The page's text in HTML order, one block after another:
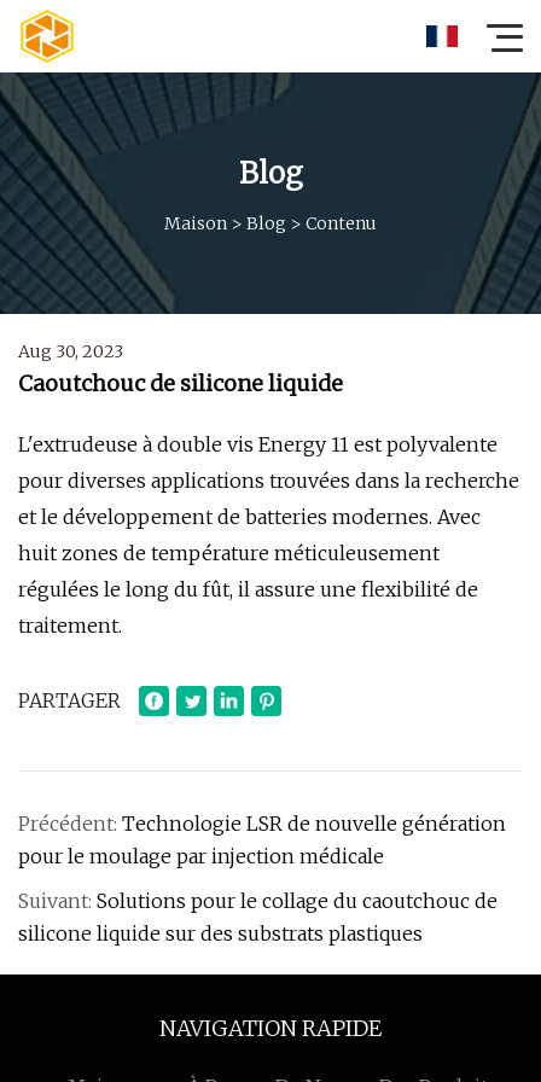
Blog
Maison > Blog > Contenu
Aug 30, 2023
Caoutchouc de silicone liquide
L'extrudeuse à double vis Energy 11 est polyvalente
pour diverses applications trouvées dans la recherche
et le développement de batteries modernes. Avec
huit zones de température méticuleusement
régulées le long du fût, il assure une flexibilité de
traitement.
PARTAGER
Précédent: Technologie LSR de nouvelle génération
pour le moulage par injection médicale
Suivant: Solutions pour le collage du caoutchouc de
silicone liquide sur des substrats plastiques
NAVIGATION RAPIDE